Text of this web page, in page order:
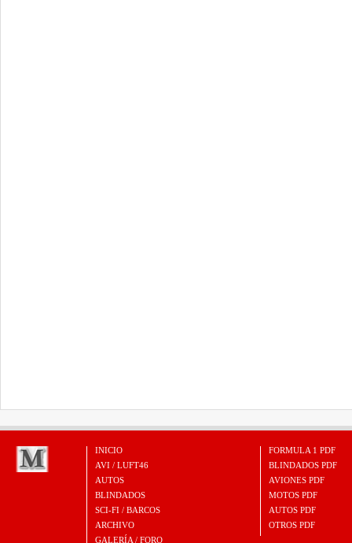
INICIO
AVI / LUFT46
AUTOS
BLINDADOS
SCI-FI / BARCOS
ARCHIVO
GALERÍA / FORO
FORMULA 1 PDF
BLINDADOS PDF
AVIONES PDF
MOTOS PDF
AUTOS PDF
OTROS PDF